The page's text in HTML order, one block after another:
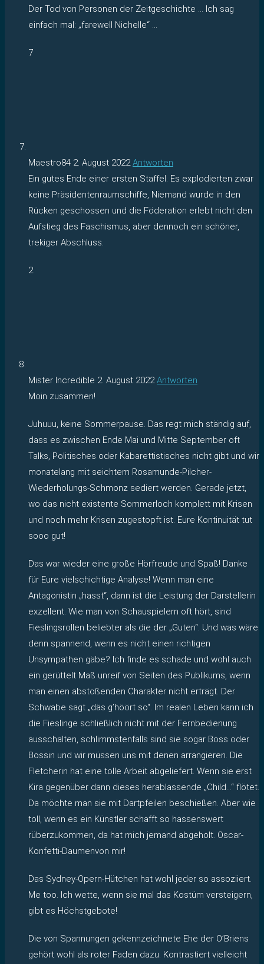
Der Tod von Personen der Zeitgeschichte … Ich sag
einfach mal: „farewell Nichelle“ …
7
Maestro84 2. August 2022 Antworten
Ein gutes Ende einer ersten Staffel. Es explodierten zwar
keine Präsidentenraumschiffe, Niemand wurde in den
Rücken geschossen und die Föderation erlebt nicht den
Aufstieg des Faschismus, aber dennoch ein schöner,
trekiger Abschluss.
2
Mister Incredible 2. August 2022 Antworten
Moin zusammen!
Juhuuu, keine Sommerpause. Das regt mich ständig auf,
dass es zwischen Ende Mai und Mitte September oft
Talks, Politisches oder Kabarettistisches nicht gibt und wir
monatelang mit seichtem Rosamunde-Pilcher-
Wiederholungs-Schmonz sediert werden. Gerade jetzt,
wo das nicht existente Sommerloch komplett mit Krisen
und noch mehr Krisen zugestopft ist. Eure Kontinuität tut
sooo gut!
Das war wieder eine große Hörfreude und Spaß! Danke
für Eure vielschichtige Analyse! Wenn man eine
Antagonistin „hasst“, dann ist die Leistung der Darstellerin
exzellent. Wie man von Schauspielern oft hört, sind
Fieslingsrollen beliebter als die der „Guten“. Und was wäre
denn spannend, wenn es nicht einen richtigen
Unsympathen gäbe? Ich finde es schade und wohl auch
ein gerüttelt Maß unreif von Seiten des Publikums, wenn
man einen abstoßenden Charakter nicht erträgt. Der
Schwabe sagt „däs g’höört so“. Im realen Leben kann ich
die Fieslinge schließlich nicht mit der Fernbedienung
ausschalten, schlimmstenfalls sind sie sogar Boss oder
Bossin und wir müssen uns mit denen arrangieren. Die
Fletcherin hat eine tolle Arbeit abgeliefert. Wenn sie erst
Kira gegenüber dann dieses herablassende „Child…“ flötet.
Da möchte man sie mit Dartpfeilen beschießen. Aber wie
toll, wenn es ein Künstler schafft so hassenswert
rüberzukommen, da hat mich jemand abgeholt. Oscar-
Konfetti-Daumenvon mir!
Das Sydney-Opern-Hütchen hat wohl jeder so assoziiert.
Me too. Ich wette, wenn sie mal das Kostüm versteigern,
gibt es Höchstgebote!
Die von Spannungen gekennzeichnete Ehe der O’Briens
gehört wohl als roter Faden dazu. Kontrastiert vielleicht